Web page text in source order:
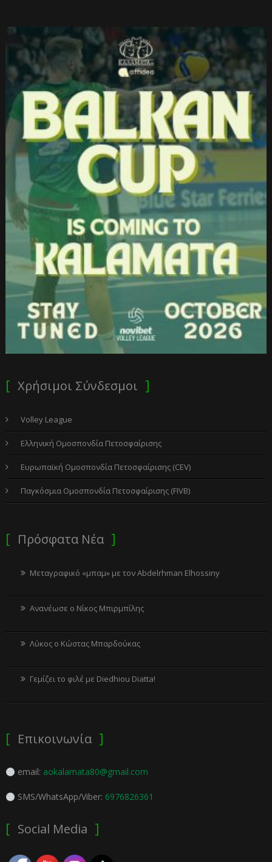
Χρήσιμοι Σύνδεσμοι
Volley League
Ελληνική Ομοσπονδία Πετοσφαίρισης
Ευρωπαϊκή Ομοσπονδία Πετοσφαίρισης (CEV)
Παγκόσμια Ομοσπονδία Πετοσφαίρισης (FIVB)
Πρόσφατα Νέα
Μεταγραφικό «μπαμ» με τον Abdelrhman Elhossiny
Ανανέωσε ο Νίκος Μπιρμπίλης
Λύκος ο Κώστας Μπαρδούκας
Γεμίζει το φιλέ με Diedhiou Diatta!
Επικοινωνία
email: aokalamata80@gmail.com
SMS/WhatsApp/Viber: 6976826361
Social Media